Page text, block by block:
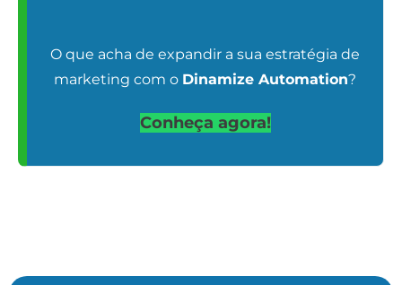
O que acha de expandir a sua estratégia de
marketing com o Dinamize Automation?
Conheça agora!